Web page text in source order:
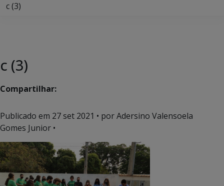
c (3)
c (3)
Compartilhar:
Publicado em 27 set 2021 • por Adersino Valensoela
Gomes Junior •